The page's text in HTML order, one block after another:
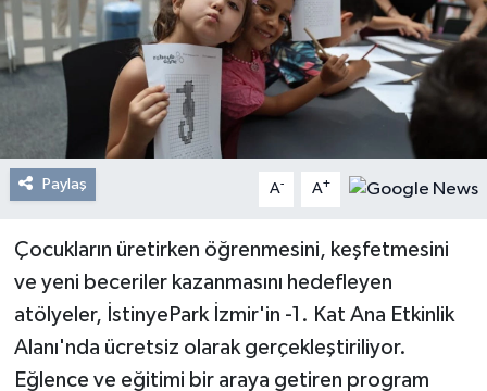
Paylaş A- A+
Çocukların üretirken öğrenmesini, keşfetmesini
ve yeni beceriler kazanmasını hedefleyen
atölyeler, İstinyePark İzmir'in -1. Kat Ana Etkinlik
Alanı'nda ücretsiz olarak gerçekleştiriliyor.
Eğlence ve eğitimi bir araya getiren program